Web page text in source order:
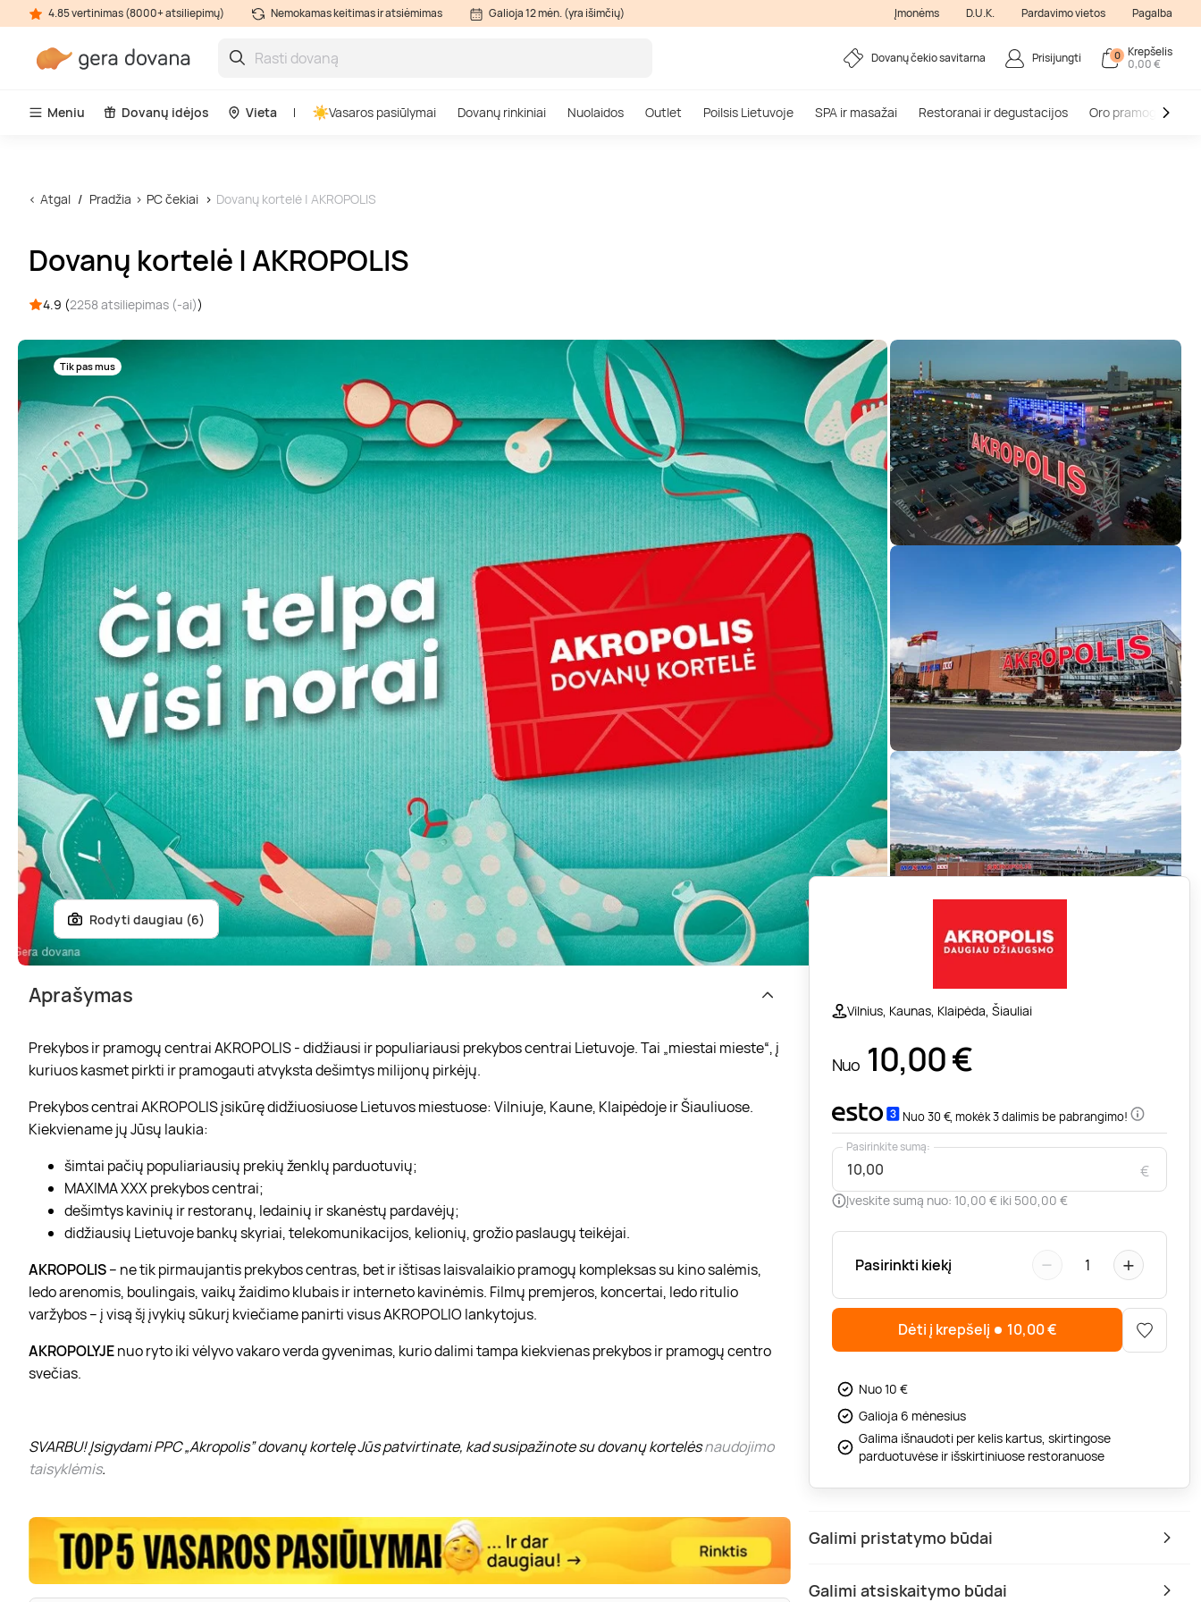
4.85 vertinimas (8000+ atsiliepimų) Nemokamas keitimas ir atsiėmimas Galioja 12 mėn. (yra išimčių) Įmonėms D.U.K. Pardavimo vietos Pagalba
Dovanų čekio savitarna Prisijungti 0 Krepšelis
0,00 €
Meniu Dovanų idėjos Vieta Vasaros pasiūlymai Dovanų rinkiniai Nuolaidos Outlet Poilsis Lietuvoje SPA ir masažai Restoranai ir degustacijos Oro pramogos
Atgal Pradžia PC čekiai Dovanų kortelė | AKROPOLIS
Dovanų kortelė | AKROPOLIS
4.9 (2258 atsiliepimas (-ai))
Tik pas mus
Rodyti daugiau (6)
Vilnius, Kaunas, Klaipėda, Šiauliai
Nuo 10,00€
Nuo 30 €, mokėk 3 dalimis be pabrangimo!
€
Pasirinkite sumą:
Įveskite sumą nuo: 10,00 € iki 500,00 €
Pasirinkti kiekį − 1 +
Dėti į krepšelį 10,00€
Nuo 10 €
Galioja 6 mėnesius
Galima išnaudoti per kelis kartus, skirtingose
parduotuvėse ir išskirtiniuose restoranuose
Galimi pristatymo būdai
Galimi atsiskaitymo būdai
Aprašymas
Prekybos ir pramogų centrai AKROPOLIS - didžiausi ir populiariausi prekybos centrai Lietuvoje. Tai „miestai mieste“, į
kuriuos kasmet pirkti ir pramogauti atvyksta dešimtys milijonų pirkėjų.
Prekybos centrai AKROPOLIS įsikūrę didžiuosiuose Lietuvos miestuose: Vilniuje, Kaune, Klaipėdoje ir Šiauliuose.
Kiekviename jų Jūsų laukia:
šimtai pačių populiariausių prekių ženklų parduotuvių;
MAXIMA XXX prekybos centrai;
dešimtys kavinių ir restoranų, ledainių ir skanėstų pardavėjų;
didžiausių Lietuvoje bankų skyriai, telekomunikacijos, kelionių, grožio paslaugų teikėjai.
AKROPOLIS– ne tik pirmaujantis prekybos centras, bet ir ištisas laisvalaikio pramogų kompleksas su kino salėmis,
ledo arenomis, boulingais, vaikų žaidimo klubais ir interneto kavinėmis. Filmų premjeros, koncertai, ledo ritulio
varžybos – į visą šį įvykių sūkurį kviečiame panirti visus AKROPOLIO lankytojus.
AKROPOLYJEnuo ryto iki vėlyvo vakaro verda gyvenimas, kurio dalimi tampa kiekvienas prekybos ir pramogų centro
svečias.
SVARBU! Įsigydami PPC „Akropolis” dovanų kortelę Jūs patvirtinate, kad susipažinote su dovanų kortelėsnaudojimo
taisyklėmis.